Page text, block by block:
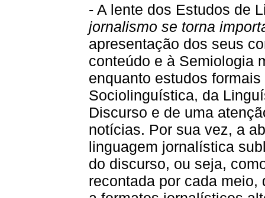
- A lente dos Estudos de
jornalismo se torna
apresentação dos seus
conteúdo e à Semiologia
enquanto estudos
Sociolinguística, da
Discurso e de uma
notícias. Por sua vez, a
linguagem jornalística
do discurso, ou seja,
recontada por cada